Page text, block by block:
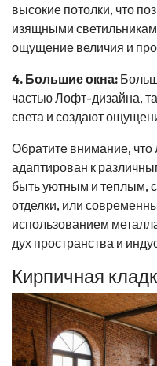
высокие потолки, что
изящными
ощущение величия и
4. Большие окна:
частью Лофт-дизайна,
света и создают
Обратите внимание,
адаптирован к
быть уютным и теплым,
отделки, или
использованием
дух пространства и
Кирпичная